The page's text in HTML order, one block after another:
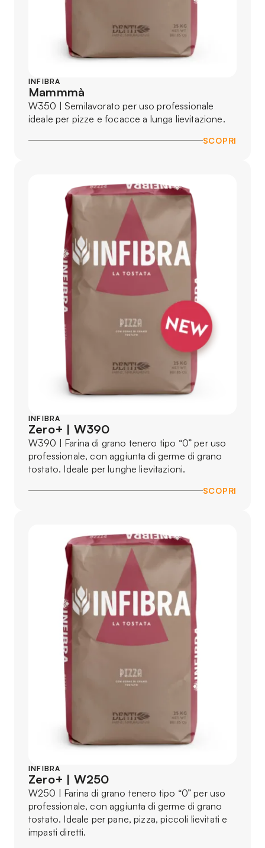
INFIBRA
Mammmà
W350 | Semilavorato per uso professionale
ideale per pizze e focacce a lunga lievitazione.
SCOPRI
INFIBRA
Zero+ | W390
W390 | Farina di grano tenero tipo “0” per uso
professionale, con aggiunta di germe di grano
tostato. Ideale per lunghe lievitazioni.
SCOPRI
INFIBRA
Zero+ | W250
W250 | Farina di grano tenero tipo “0” per uso
professionale, con aggiunta di germe di grano
tostato. Ideale per pane, pizza, piccoli lievitati e
impasti diretti.